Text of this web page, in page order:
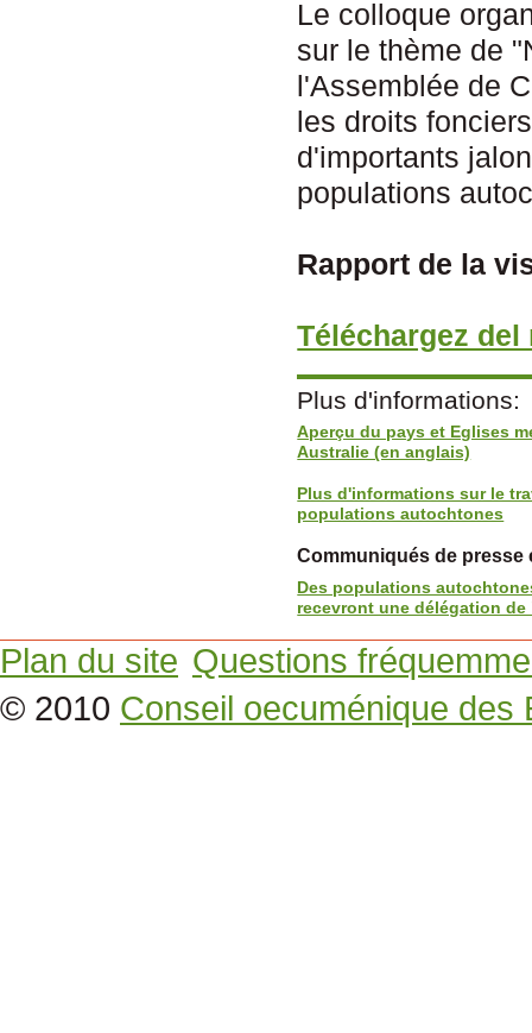
Le colloque
sur le thème de
l'Assemblée de
les droits
d'importants
populations
Rapport de la
Téléchargez del
Plus d'informations:
Aperçu du pays et Eglises
Australie (en anglais)
Plus d'informations sur le
populations autochtones
Communiqués de presse
Des populations
recevront une délégation
Plan du site Questions
© 2010 Conseil oecuménique des